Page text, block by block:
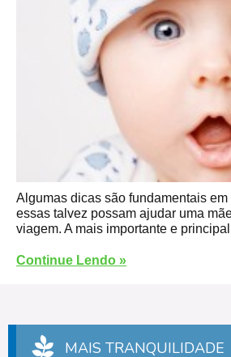
Algumas dicas são fundamentais
essas talvez possam ajudar uma
viagem. A mais importante e
Continue Lendo »
MAIS TRANQUILIDADE